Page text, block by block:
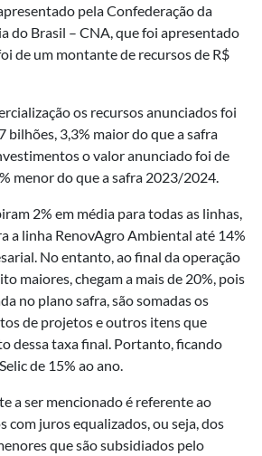
pela Confederação da
do Brasil – CNA, que foi apresentado
de um montante de recursos de R$
os recursos anunciados foi
bilhões, 3,3% maior do que a safra
o valor anunciado foi de
menor do que a safra 2023/2024.
2% em média para todas as linhas,
a linha RenovAgro Ambiental até 14%
No entanto, ao final da operação
maiores, chegam a mais de 20%, pois
no plano safra, são somadas os
de projetos e outros itens que
dessa taxa final. Portanto, ficando
de 15% ao ano.
a ser mencionado é referente ao
com juros equalizados, ou seja, dos
que são subsidiados pelo